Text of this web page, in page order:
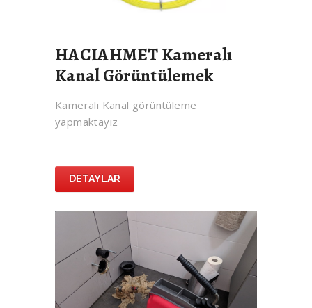
HACIAHMET Kameralı
Kanal Görüntülemek
Kameralı Kanal görüntüleme
yapmaktayız
DETAYLAR